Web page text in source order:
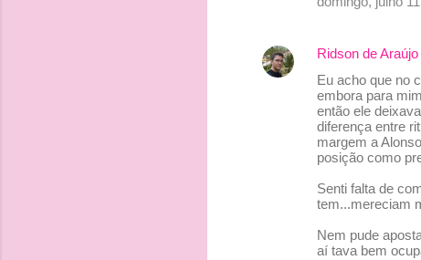
Ridson de Araújo
Eu acho que no
embora para
então ele
diferença entre
margem a
posição como
Senti falta de
tem...mereciam
Nem pude
aí tava bem